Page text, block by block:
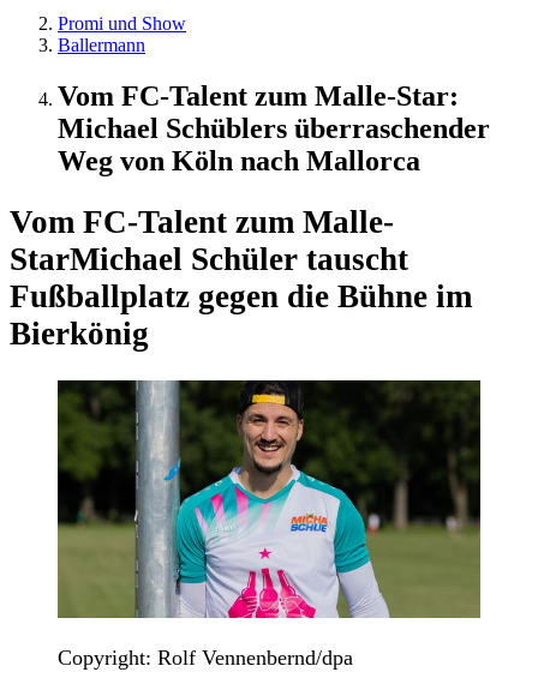
Promi und Show
Ballermann
Vom FC-Talent zum Malle-Star:
Michael Schüblers überraschender
Weg von Köln nach Mallorca
Vom FC-Talent zum Malle-
StarMichael Schüler tauscht
Fußballplatz gegen die Bühne im
Bierkönig
Copyright: Rolf Vennenbernd/dpa